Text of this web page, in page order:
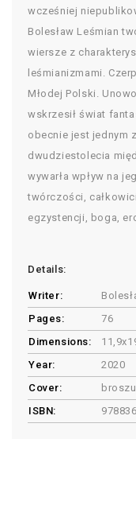
wcześniej
Bolesław Leśmian
wiersze z
leśmianizmami.
Młodej Polski.
wskrzesił świat
obecnie jest jednym
dwudziestolecia
wywarła wpływ na
twórczości,
egzystencji, boga,
Details:
Writer:
Pages:
76
Dimensions:
Year:
2020
Cover:
ISBN: